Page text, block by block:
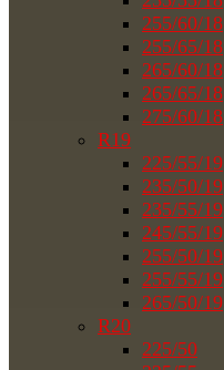
255/60/18
255/65/18
265/60/18
265/65/18
275/60/18
R19
225/55/19
235/50/19
235/55/19
245/55/19
255/50/19
255/55/19
265/50/19
R20
225/50